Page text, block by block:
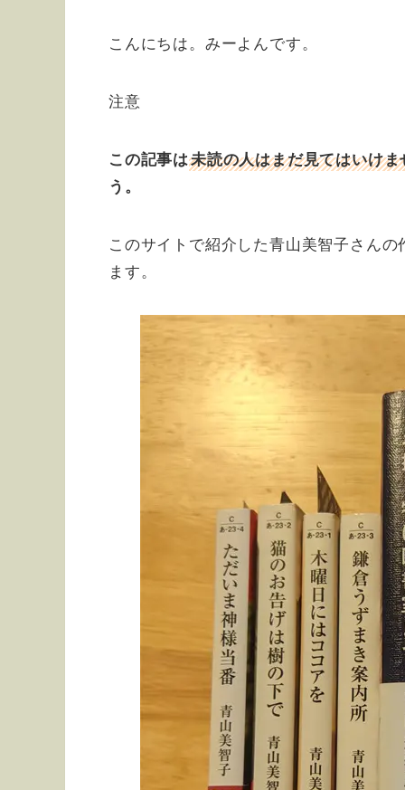
こんにちは。みーよんです。
注意
この記事は未読の人はまだ見てはいけま
う。
このサイトで紹介した青山美智子さん
ます。